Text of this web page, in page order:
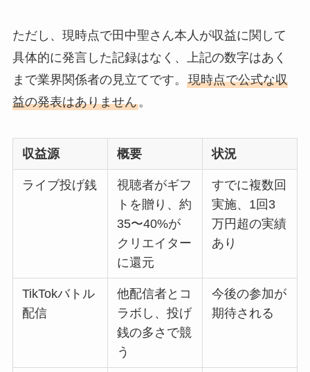
ただし、現時点で田中聖さん本人が収益に関して
具体的に発言した記録はなく、上記の数字はあく
まで業界関係者の見立てです。 現時点で公式な収
益の発表はありません。
収益源 概要 状況
ライブ投げ銭
視聴者がギフ
トを贈り、約
35〜40%が
クリエイター
に還元
すでに複数回
実施、1回3
万円超の実績
あり
TikTokバトル
配信
他配信者とコ
ラボし、投げ
銭の多さで競
う
今後の参加が
期待される